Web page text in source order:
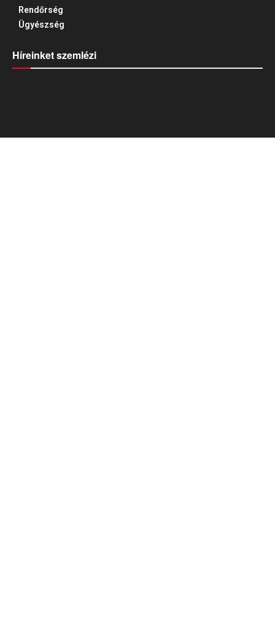
Rendőrség
Ügyészség
Híreinket szemlézi